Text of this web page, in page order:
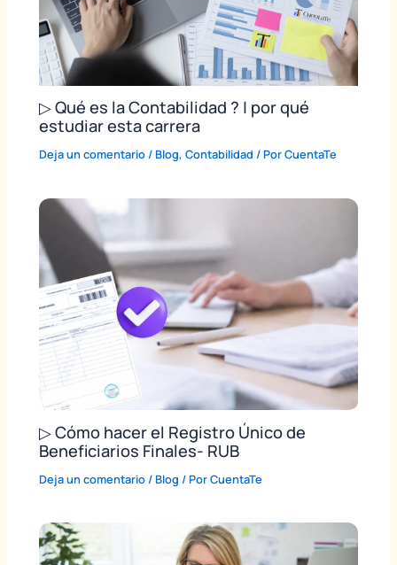
▷ Qué es la Contabilidad ? | por qué
estudiar esta carrera
Deja un comentario/Blog,Contabilidad / PorCuentaTe
▷ Cómo hacer el Registro Único de
Beneficiarios Finales- RUB
Deja un comentario/Blog / PorCuentaTe